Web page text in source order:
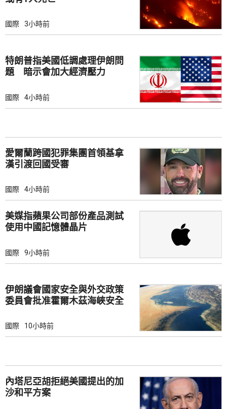
國際 3小時前
特朗普指美國低調處理伊朗問
題 暗示會加大經濟壓力
國際 4小時前
愛爾蘭跨國犯罪集團首領基拿
漢引渡回國受審
國際 4小時前
美媒指蘋果公司部份產品測試
使用中國記憶體晶片
國際 9小時前
伊朗議會國家安全與外交政策
委員會批准霍爾木茲海峽安全
國際 10小時前
內塔尼亞胡拒絕美國提出的加
沙和平方案